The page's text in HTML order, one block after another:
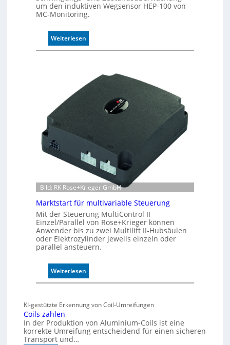
0
u
4
um den induktiven Wegsensor HEP-100 von
MC-Monitoring.
Weiterlesen
I
k
e
g
s
e
n
s
o
r
ü
b
e
r
a
t
t
h
Bild: RK Rose+Krieger GmbH
Marktstart für multivariable Steuerung
Mit der Steuerung MultiControl II
Einzel/Parallel von Rose+Krieger können
Anwender bis zu zwei Multilift II-Hubsäulen
oder Elektrozylinder jeweils einzeln oder
parallel ansteuern.
Weiterlesen
M
k
s
KI-gestützte Erkennung von Coil-Umreifungen
Coils zählen
In der Produktion von Aluminium-Coils ist eine
korrekte Umreifung entscheidend für einen sicheren
Transport und…